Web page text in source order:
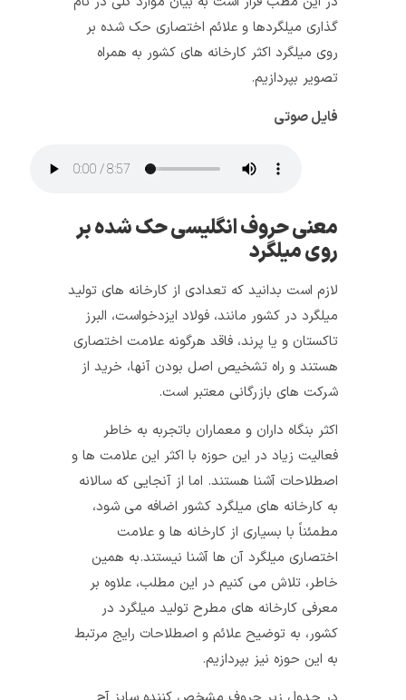
گذاری میلگردها و علائم اختصاری حک‌ شده بر
روی میلگرد اکثر کارخانه‌ های کشور به همراه
تصویر بپردازیم.
فایل صوتی
معنی حروف انگلیسی حک‌ شده بر
روی میلگرد
لازم است بدانید که تعدادی از کارخانه‌ های تولید
میلگرد در کشور مانند، فولاد ایزدخواست، البرز
تاکستان و یا پرند، فاقد هرگونه علامت اختصاری
هستند و راه تشخیص اصل‌ بودن آنها، خرید از
شرکت‌ های بازرگانی معتبر است.
اکثر بنگاه‌ داران و معماران باتجربه به خاطر
فعالیت زیاد در این حوزه با اکثر این علامت‌ ها و
اصطلاحات آشنا هستند. اما از آنجایی که سالانه
به کارخانه‌ های میلگرد کشور اضافه می‌ شود،
مطمئناً با بسیاری از کارخانه‌ ها و علامت
اختصاری میلگرد آن‌ ها آشنا نیستند.به همین
خاطر، تلاش می‌ کنیم در این مطلب، علاوه‌ بر
معرفی کارخانه‌ های مطرح تولید میلگرد در
کشور، به توضیح علائم و اصطلاحات رایج مرتبط
به این حوزه نیز بپردازیم.